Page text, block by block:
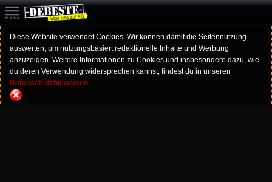
Diese Website verwendet Cookies. Wir können damit die Seitennutzung
auswerten, um nutzungsbasiert redaktionelle Inhalte und Werbung
anzuzeigen. Weitere Informationen zu Cookies und insbesondere dazu, wie
du deren Verwendung widersprechen kannst, findest du in unseren
Datenschutzhinweisen.